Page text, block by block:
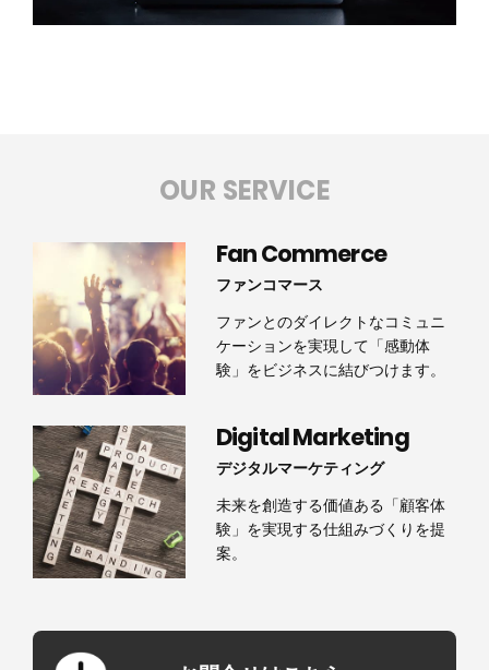
OUR SERVICE
Fan Commerce
ファンコマース
ファンとのダイレクトなコミュニ
ケーションを実現して「感動体
験」をビジネスに結びつけます。
Digital Marketing
デジタルマーケティング
未来を創造する価値ある「顧客体
験」を実現する仕組みづくりを提
案。